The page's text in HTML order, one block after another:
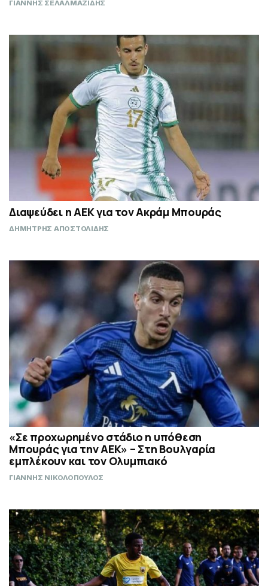
ΓΙΑΝΝΗΣ ΣΕΛΑΛΜΑΖΙΔΗΣ
Διαψεύδει η ΑΕΚ για τον Ακράμ Μπουράς
ΔΗΜΗΤΡΗΣ ΑΠΟΣΤΟΛΙΔΗΣ
«Σε προχωρημένο στάδιο η υπόθεση
Μπουράς για την ΑΕΚ» – Στη Βουλγαρία
εμπλέκουν και τον Ολυμπιακό
ΓΙΑΝΝΗΣ ΝΙΚΟΛΟΠΟΥΛΟΣ